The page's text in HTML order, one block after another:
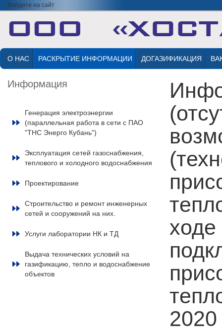
Войдите на сайт
О НАС РАСКРЫТИЕ ИНФОРМАЦИИ ДОГАЗИФИКАЦИЯ
Информация
Генерация электроэнергии
(параллельная работа в сети с ПАО
"ТНС Энерго Кубань")
Эксплуатация сетей газоснабжения,
теплового и холодного водоснабжения
Проектирование
Строительство и ремонт инженерных
сетей и сооружений на них.
Услуги лаборатории НК и ТД
Выдача технических условий на
газификацию, тепло и водоснабжение
объектов
ходе
2020